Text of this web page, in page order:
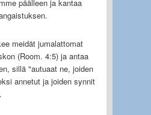
päälleen ja kantaa
meidät jumalattomat
(Room. 4:5) ja antaa
sillä "autuaat ne, joiden
annetut ja joiden synnit